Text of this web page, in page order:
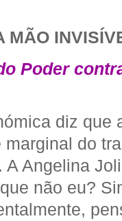
MÃO
Poder
diz que
marginal do
A Angelina
não eu?